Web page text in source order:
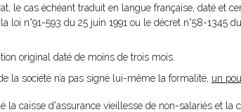
le cas échéant traduit en langue française, daté et
loi n°91-593 du 25 juin 1991 ou le décret n°58-1345
original daté de moins de trois mois.
la société n’a pas signé lui-même la formalité, un
la caisse d'assurance vieillesse de non-salariés et la